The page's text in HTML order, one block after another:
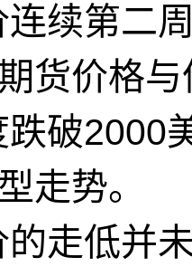
续第二
货价格
破2000
走势。
低并未